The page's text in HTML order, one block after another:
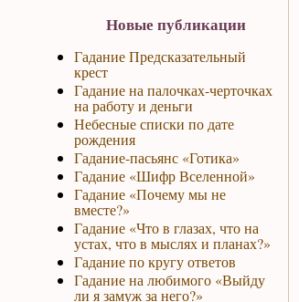
Новые публикации
Гадание Предсказательный
крест
Гадание на палочках-черточках
на работу и деньги
Небесные списки по дате
рождения
Гадание-пасьянс «Готика»
Гадание «Шифр Вселенной»
Гадание «Почему мы не
вместе?»
Гадание «Что в глазах, что на
устах, что в мыслях и планах?»
Гадание по кругу ответов
Гадание на любимого «Выйду
ли я замуж за него?»